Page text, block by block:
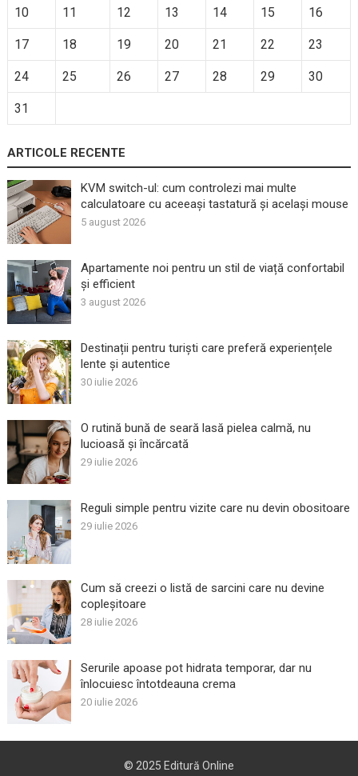
10 11 12 13 14 15 16
17 18 19 20 21 22 23
24 25 26 27 28 29 30
31
ARTICOLE RECENTE
KVM switch-ul: cum controlezi mai multe
calculatoare cu aceeași tastatură și același mouse
5 august 2026
Apartamente noi pentru un stil de viață confortabil
și efficient
3 august 2026
Destinații pentru turiști care preferă experiențele
lente și autentice
30 iulie 2026
O rutină bună de seară lasă pielea calmă, nu
lucioasă și încărcată
29 iulie 2026
Reguli simple pentru vizite care nu devin obositoare
29 iulie 2026
Cum să creezi o listă de sarcini care nu devine
copleșitoare
28 iulie 2026
Serurile apoase pot hidrata temporar, dar nu
înlocuiesc întotdeauna crema
20 iulie 2026
© 2025 Editură Online